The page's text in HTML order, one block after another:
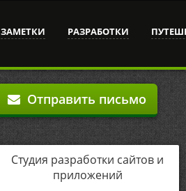
ЗАМЕТКИ РАЗРАБОТКИ
Отправить письмо
Студия разработки сайтов и
приложений